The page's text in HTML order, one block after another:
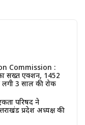
Commission :
सख्त एक्शन, 1452
3 साल की रोक
परिषद ने
प्रदेश अध्यक्ष की